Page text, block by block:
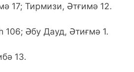
17; Тирмизи, Әтғимә 12.
Әбу Дауд, Әтиғмә 1.
13.